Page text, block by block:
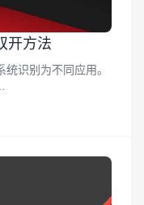
开方法
识别为不同应用。
WeChat2.app修改